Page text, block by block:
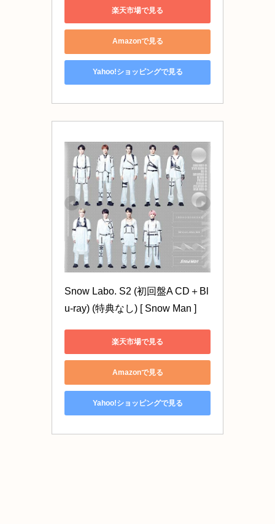
楽天市場で見る
Amazonで見る
Yahoo!ショッピングで見る
Snow Labo. S2 (初回盤A CD＋Bl
u-ray) (特典なし) [ Snow Man ]
楽天市場で見る
Amazonで見る
Yahoo!ショッピングで見る